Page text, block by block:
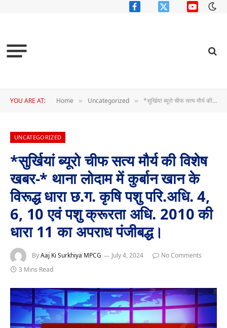
FacebookX
YouTube
YOU ARE AT: Home » Uncategorized » *सुर्खियां ब्यूरो चीफ सत्य मौर्य की विशेष खबर-* थाना लोदाम में कुर्बान खान के विरूद्ध धारा छ.ग. कृषि पशु परि.अधि. 4, 6, 10 एवं पशु क्रूरता अधि. 2010 की धारा 11 का अपराध पंजीबद्ध।
UNCATEGORIZED
*सुर्खियां ब्यूरो चीफ सत्य मौर्य की विशेष
खबर-* थाना लोदाम में कुर्बान खान के
विरूद्ध धारा छ.ग. कृषि पशु परि.अधि. 4,
6, 10 एवं पशु क्रूरता अधि. 2010 की
धारा 11 का अपराध पंजीबद्ध।
ByAaj Ki Surkhiya MPCG July 4, 2024
No Comments
3 Mins Read